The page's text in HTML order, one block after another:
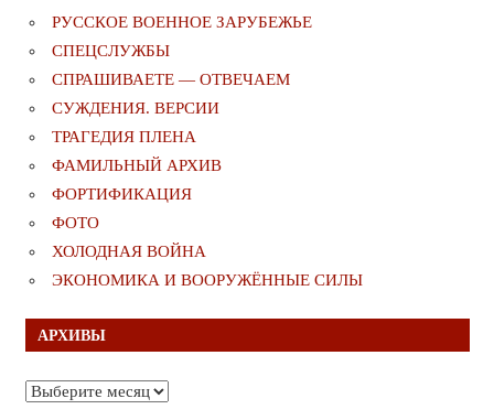
РУССКОЕ ВОЕННОЕ ЗАРУБЕЖЬЕ
СПЕЦСЛУЖБЫ
СПРАШИВАЕТЕ — ОТВЕЧАЕМ
СУЖДЕНИЯ. ВЕРСИИ
ТРАГЕДИЯ ПЛЕНА
ФАМИЛЬНЫЙ АРХИВ
ФОРТИФИКАЦИЯ
ФОТО
ХОЛОДНАЯ ВОЙНА
ЭКОНОМИКА И ВООРУЖЁННЫЕ СИЛЫ
АРХИВЫ
Архивы